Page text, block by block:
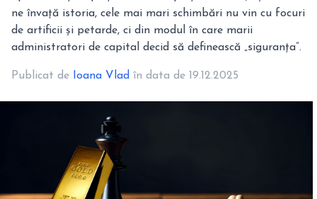
ne învață istoria, cele mai mari schimbări nu vin cu focuri
de artificii și petarde, ci din modul în care marii
administratori de capital decid să definească „siguranța”.
Publicat de Ioana Vlad în data de 19.12.2025